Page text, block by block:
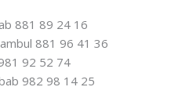
881 89 24 16
881 96 41 36
92 52 74
982 98 14 25